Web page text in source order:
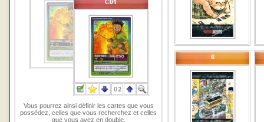
Vous pourrez ainsi définir les cartes que vous
possédez, celles que vous recherchez et celles
que vous avez en double.
6